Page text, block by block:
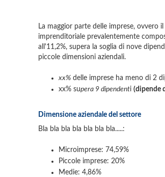
La maggior parte delle imprese, ovvero
imprenditoriale prevalentemente
all'11,2%, supera la soglia di nove
piccole dimensioni aziendali.
xx% delle imprese ha meno di 2
xx% supera 9 dipendenti (dipende
Dimensione aziendale del settore
Bla bla bla bla bla bla bla.....:
Microimprese: 74,59%
Piccole imprese: 20%
Medie: 4,86%